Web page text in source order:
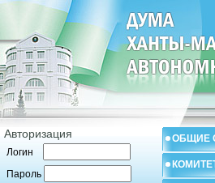
Авторизация
Логин
Пароль
ОБЩИЕ